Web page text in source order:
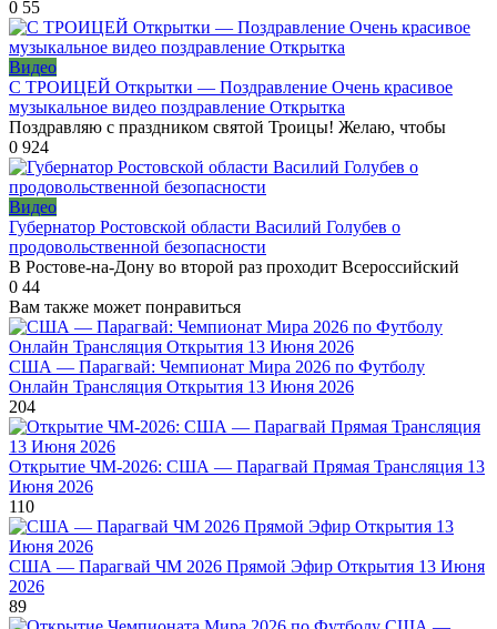
0 55
Видео
С ТРОИЦЕЙ Открытки — Поздравление Очень красивое
музыкальное видео поздравление Открытка
Поздравляю с праздником святой Троицы! Желаю, чтобы
0 924
Видео
Губернатор Ростовской области Василий Голубев о
продовольственной безопасности
В Ростове-на-Дону во второй раз проходит Всероссийский
0 44
Вам также может понравиться
США — Парагвай: Чемпионат Мира 2026 по Футболу
Онлайн Трансляция Открытия 13 Июня 2026
204
Открытие ЧМ-2026: США — Парагвай Прямая Трансляция 13
Июня 2026
110
США — Парагвай ЧМ 2026 Прямой Эфир Открытия 13 Июня
2026
89